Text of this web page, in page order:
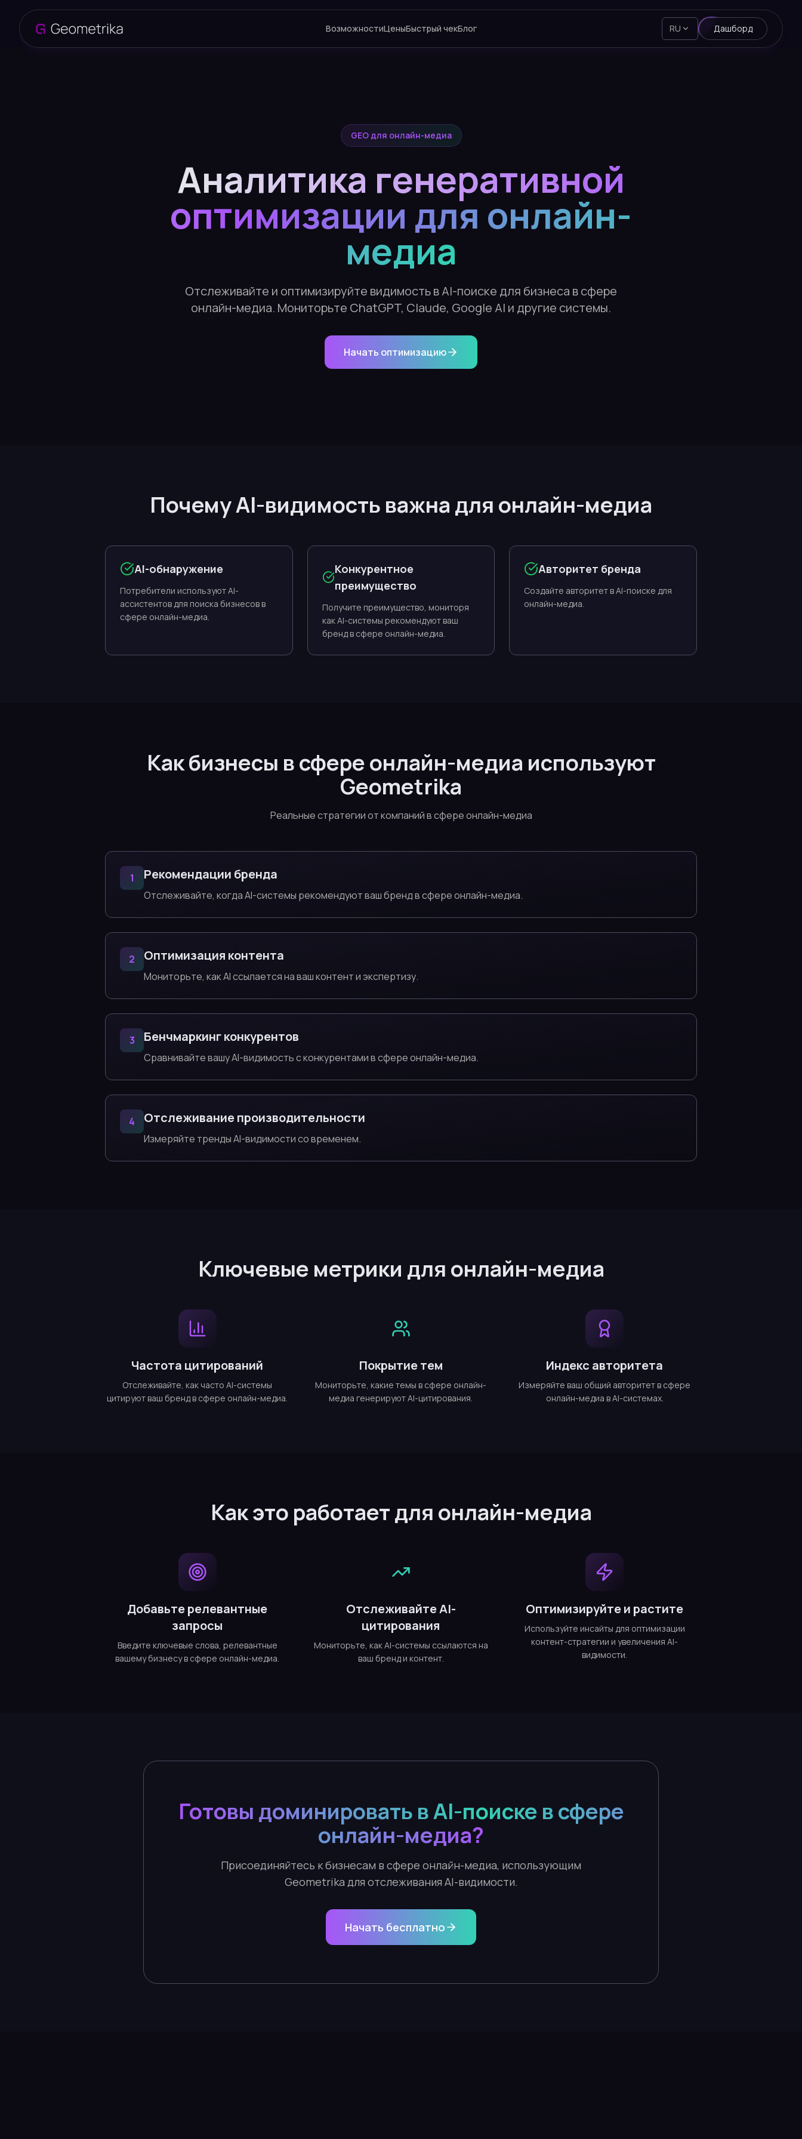
ВозможностиЦеныБыстрый чекБлог RU Дашборд
GEO для онлайн-медиа
Аналитика генеративной
оптимизации для онлайн-
медиа
Отслеживайте и оптимизируйте видимость в AI-поиске для бизнеса в сфере
онлайн-медиа. Мониторьте ChatGPT, Claude, Google AI и другие системы.
Начать оптимизацию
Почему AI-видимость важна для онлайн-медиа
AI-обнаружение
Потребители используют AI-
ассистентов для поиска бизнесов в
сфере онлайн-медиа.
Конкурентное
преимущество
Получите преимущество, мониторя
как AI-системы рекомендуют ваш
бренд в сфере онлайн-медиа.
Авторитет бренда
Создайте авторитет в AI-поиске для
онлайн-медиа.
Как бизнесы в сфере онлайн-медиа используют
Geometrika
Реальные стратегии от компаний в сфере онлайн-медиа
1 Рекомендации бренда
Отслеживайте, когда AI-системы рекомендуют ваш бренд в сфере онлайн-медиа.
2 Оптимизация контента
Мониторьте, как AI ссылается на ваш контент и экспертизу.
3 Бенчмаркинг конкурентов
Сравнивайте вашу AI-видимость с конкурентами в сфере онлайн-медиа.
4 Отслеживание производительности
Измеряйте тренды AI-видимости со временем.
Ключевые метрики для онлайн-медиа
Частота цитирований
Отслеживайте, как часто AI-системы
цитируют ваш бренд в сфере онлайн-медиа.
Покрытие тем
Мониторьте, какие темы в сфере онлайн-
медиа генерируют AI-цитирования.
Индекс авторитета
Измеряйте ваш общий авторитет в сфере
онлайн-медиа в AI-системах.
Как это работает для онлайн-медиа
Добавьте релевантные
запросы
Введите ключевые слова, релевантные
вашему бизнесу в сфере онлайн-медиа.
Отслеживайте AI-
цитирования
Мониторьте, как AI-системы ссылаются на
ваш бренд и контент.
Оптимизируйте и растите
Используйте инсайты для оптимизации
контент-стратегии и увеличения AI-
видимости.
Готовы доминировать в AI-поиске в сфере
онлайн-медиа?
Присоединяйтесь к бизнесам в сфере онлайн-медиа, использующим
Geometrika для отслеживания AI-видимости.
Начать бесплатно